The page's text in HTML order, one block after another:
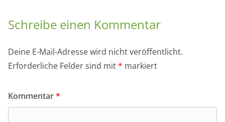
Schreibe einen Kommentar
Deine E-Mail-Adresse wird nicht veröffentlicht.
Erforderliche Felder sind mit* markiert
Kommentar*